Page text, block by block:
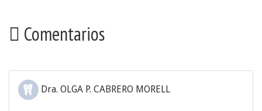
Comentarios
Dra. OLGA P. CABRERO MORELL